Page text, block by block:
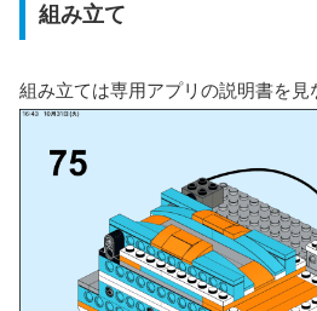
組み立て
組み立ては専用アプリの説明書を見